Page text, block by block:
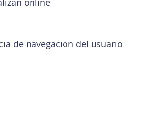
de navegación del usuario